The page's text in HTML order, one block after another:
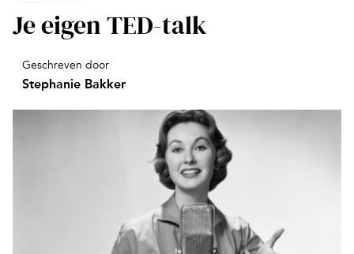
Je eigen TED-talk
Geschreven door
Stephanie Bakker